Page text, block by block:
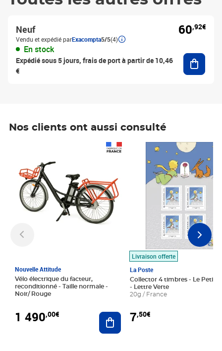
Neuf
Vendu et expédié parExacompta5/5(4)
En stock
Expédié sous 5 jours, frais de port à partir de 10,46
€
60,92€
Nos clients ont aussi consulté
Nouvelle Attitude
Vélo électrique du facteur,
reconditionné - Taille normale -
Noir/ Rouge
1 490,00€ Ajouter au panier
Livraison offerte
La Poste
Collector 4 timbres - Le Petit
- Lettre Verte
20g / France
7,50€
Prix 7,50€